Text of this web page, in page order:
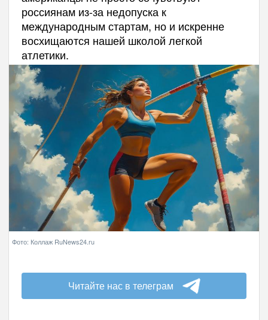
россиянам из-за недопуска к
международным стартам, но и искренне
восхищаются нашей школой легкой
атлетики.
Фото: Коллаж RuNews24.ru
Читайте нас в телеграм